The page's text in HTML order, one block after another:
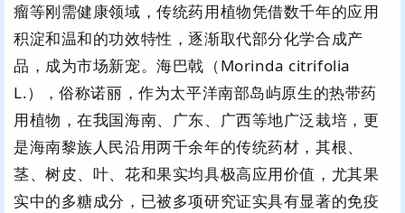
瘤等刚需健康领域，传统药用植物凭借数千年的应用
积淀和温和的功效特性，逐渐取代部分化学合成产
品，成为市场新宠。海巴戟（Morinda citrifolia
L.），俗称诺丽，作为太平洋南部岛屿原生的热带药
用植物，在我国海南、广东、广西等地广泛栽培，更
是海南黎族人民沿用两千余年的传统药材，其根、
茎、树皮、叶、花和果实均具极高应用价值，尤其果
实中的多糖成分，已被多项研究证实具有显著的免疫